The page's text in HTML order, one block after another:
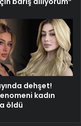
dehşet!
kadın
öldü